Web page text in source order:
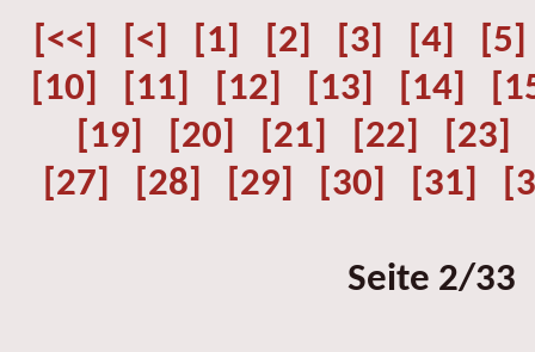
[<<] [<] [1] [2] [3] [4]
[5]
[10]
[11] [12] [13] [14]
[19]
[20] [21] [22]
[23]
[27]
[28] [29] [30] [31]
Seite 2/33